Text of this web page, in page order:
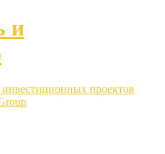
и
проектов